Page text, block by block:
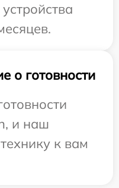
о готовности
и наш
к вам